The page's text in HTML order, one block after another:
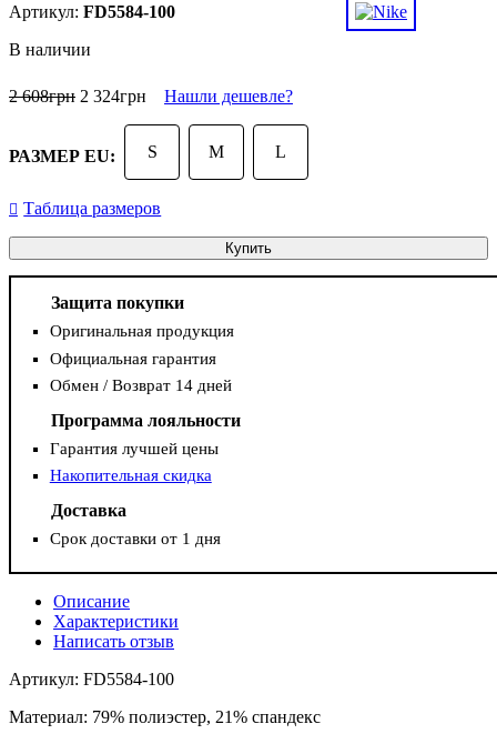
FD5584-100
В наличии
2 608грн 2 324грн Нашли дешевле?
РАЗМЕР EU: S M L
Таблица размеров
Купить
Защита покупки
Оригинальная продукция
Официальная гарантия
Обмен / Возврат 14 дней
Программа лояльности
Гарантия лучшей цены
Накопительная скидка
Доставка
Срок доставки от 1 дня
Описание
Характеристики
Написать отзыв
Артикул: FD5584-100
Материал: 79% полиэстер, 21% спандекс